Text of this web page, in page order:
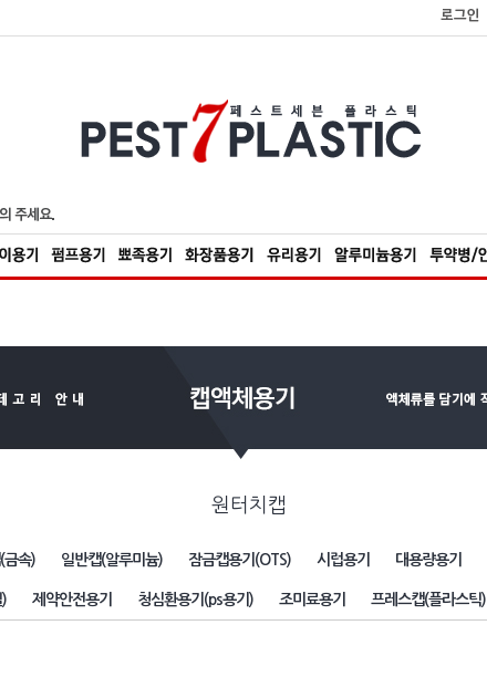
원터치캡
금속) 일반캡(알루미늄) 잠금캡용기(OTS) 시럽용기 대용량용기
) 제약안전용기 청심환용기(ps용기) 조미료용기 프레스캡(플라스틱)